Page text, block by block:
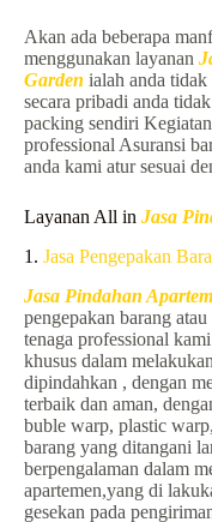
Akan ada beberapa
menggunakan layanan
Garden ialah anda
secara pribadi anda
packing sendiri
professional Asuransi
anda kami atur sesuai
Layanan All in Jasa
1. Jasa Pengepakan
Jasa Pindahan
pengepakan barang
tenaga professional
khusus dalam
dipindahkan , dengan
terbaik dan aman,
buble warp, plastic
barang yang ditangani
berpengalaman dalam
apartemen,yang di
gesekan pada